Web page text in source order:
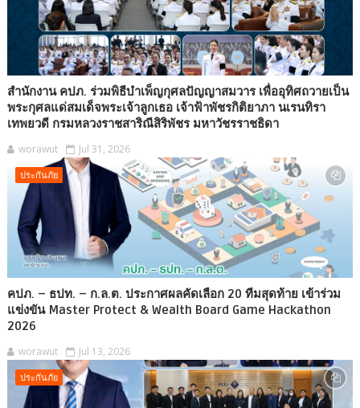
สำนักงาน คปภ. ร่วมพิธีบำเพ็ญกุศลปัญญาสมวาร เพื่ออุทิศถวายเป็น
พระกุศลแด่สมเด็จพระเจ้าลูกเธอ เจ้าฟ้าพัชรกิติยาภา นเรนทิรา
เทพยวดี กรมหลวงราชสาริณีสิริพัชร มหาวัชรราชธิดา
worawut Jul 31, 2026
ประกันภัย
คปภ. – ธปท. – ก.ล.ต. ประกาศผลคัดเลือก 20 ทีมสุดท้าย เข้าร่วม
แข่งขัน Master Protect & Wealth Board Game Hackathon
2026
worawut Jul 13, 2026
ประกันภัย